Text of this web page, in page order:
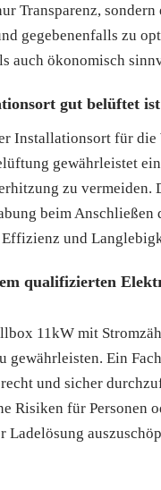
Transparenz,
gegebenenfalls zu
auch ökonomisch
gut belüftet
Installationsort für
gewährleistet
zu
beim
und
qualifizierten
11kW mit
gewährleisten. Ein
und sicher
Risiken für Personen